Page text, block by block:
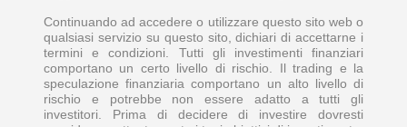
Continuando ad accedere o utilizzare questo sito web o
qualsiasi servizio su questo sito, dichiari di accettarne i
termini e condizioni. Tutti gli investimenti finanziari
comportano un certo livello di rischio. Il trading e la
speculazione finanziaria comportano un alto livello di
rischio e potrebbe non essere adatto a tutti gli
investitori. Prima di decidere di investire dovresti